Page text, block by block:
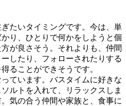
たいタイミングです。今は、単
り、ひとりで何かをしようと個
が良さそう。それよりも、仲間
したり、フォローされたりする
ることができそうです。
ています。バスタイムに好きな
ルトを入れて、リラックスしま
気の合う仲間や家族と、食事に